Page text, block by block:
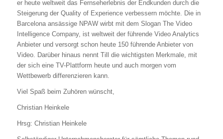
er heute weltweit das Fernseherlebnis der Endkunden durch die
Steigerung der Quality of Experience verbessern möchte. Die in
Barcelona ansässige NPAW wirbt mit dem Slogan The Video
Intelligence Company, ist weltweit der führende Video Analytics
Anbieter und versorgt schon heute 150 führende Anbieter von
Video. Darüber hinaus nennt Till die wichtigsten Merkmale, mit
der sich eine TV-Plattform heute und auch morgen vom
Wettbewerb differenzieren kann.
Viel Spaß beim Zuhören wünscht,
Christian Heinkele
Hrsg: Christian Heinkele